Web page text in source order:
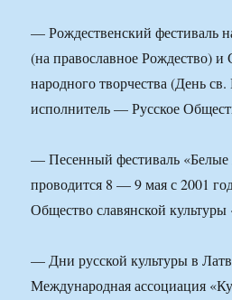
— Рождественский фестиваль
(на православное Рождество) и
народного творчества (День
исполнитель — Русское
— Песенный фестиваль «Белые
проводится 8 — 9 мая с 2001
Общество славянской
— Дни русской культуры в
Международная ассоциация